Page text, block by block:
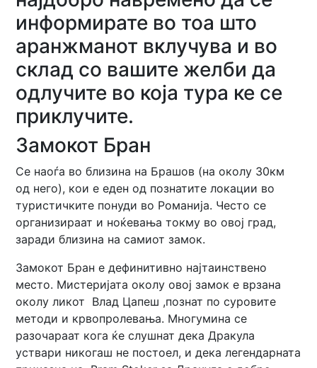
информирате во тоа што
аранжманот вклучува и во
склад со вашите желби да
одлучите во која тура ке се
приклучите.
Замокот Бран
Се наоѓа во близина на Брашов (на околу 30км
од него), кои е еден од познатите локации во
туристичките понуди во Романија. Често се
организираат и ноќевања токму во овој град,
заради близина на самиот замок.
Замокот Бран е дефинитивно најтаинствено
место. Мистеријата околу овој замок е врзана
околу ликот Влад Цапеш ,познат по суровите
методи и крвопролевања. Многумина се
разочараат кога ќе слушнат дека Дракула
уствари никогаш не постоел, и дека легендарната